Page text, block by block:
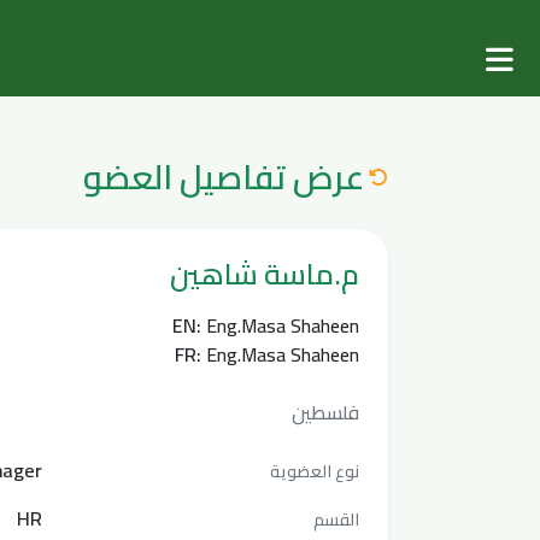
عرض تفاصيل العضو
م.ماسة شاهين
EN: Eng.Masa Shaheen
FR: Eng.Masa Shaheen
فلسطين
نوع العضوية
القسم HR